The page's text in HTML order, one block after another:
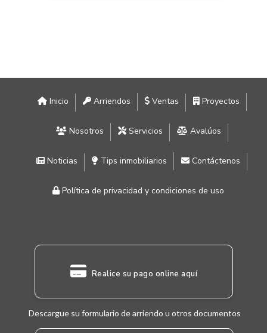
Inicio Arriendos Ventas Proyectos
Nosotros Servicios Avalúos
Noticias Tips inmobiliarios Contáctenos
Política de privacidad y condiciones de uso
Realice su pago online aquí
Descargue su formulario de arriendo u otros documentos